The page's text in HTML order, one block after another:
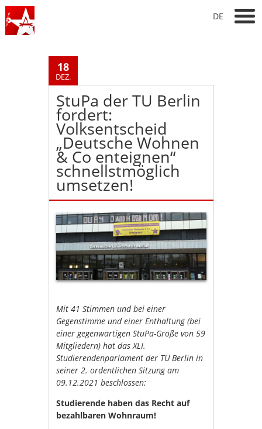
DE
18
DEZ.
StuPa der TU Berlin
fordert:
Volksentscheid
„Deutsche Wohnen
& Co enteignen“
schnellstmöglich
umsetzen!
Mit 41 Stimmen und beieiner
Gegenstimme undeiner Enthaltung(bei
einer gegenwärtigen StuPa-Größe von 59
Mitgliedern) hat das XLI.
Studierendenparlament der TU Berlin in
seiner 2. ordentlichen Sitzung am
09.12.2021 beschlossen:
Studierende haben das Recht auf
bezahlbaren Wohnraum!